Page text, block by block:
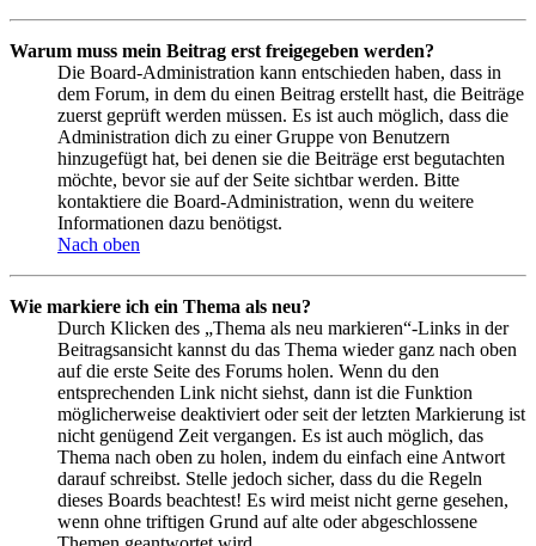
Warum muss mein Beitrag erst freigegeben werden?
Die Board-Administration kann entschieden haben, dass in
dem Forum, in dem du einen Beitrag erstellt hast, die Beiträge
zuerst geprüft werden müssen. Es ist auch möglich, dass die
Administration dich zu einer Gruppe von Benutzern
hinzugefügt hat, bei denen sie die Beiträge erst begutachten
möchte, bevor sie auf der Seite sichtbar werden. Bitte
kontaktiere die Board-Administration, wenn du weitere
Informationen dazu benötigst.
Nach oben
Wie markiere ich ein Thema als neu?
Durch Klicken des „Thema als neu markieren“-Links in der
Beitragsansicht kannst du das Thema wieder ganz nach oben
auf die erste Seite des Forums holen. Wenn du den
entsprechenden Link nicht siehst, dann ist die Funktion
möglicherweise deaktiviert oder seit der letzten Markierung ist
nicht genügend Zeit vergangen. Es ist auch möglich, das
Thema nach oben zu holen, indem du einfach eine Antwort
darauf schreibst. Stelle jedoch sicher, dass du die Regeln
dieses Boards beachtest! Es wird meist nicht gerne gesehen,
wenn ohne triftigen Grund auf alte oder abgeschlossene